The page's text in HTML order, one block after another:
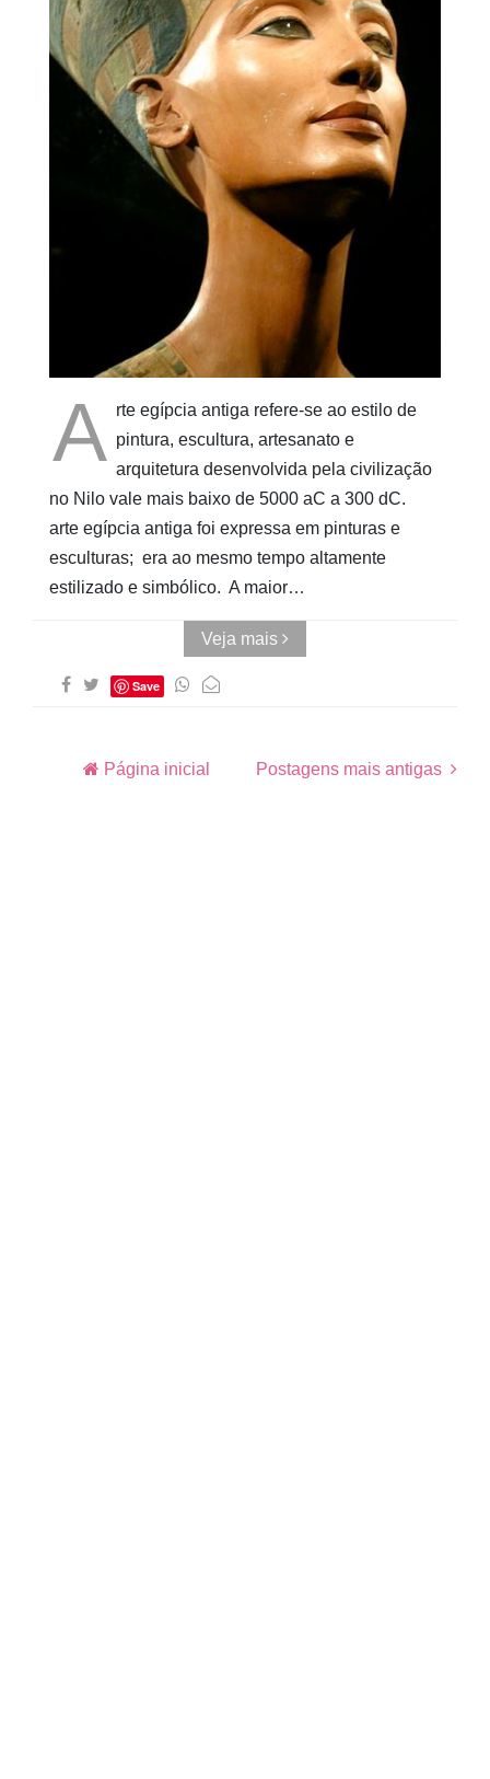
A rte egípcia antiga refere-se ao estilo de
pintura, escultura, artesanato e
arquitetura desenvolvida pela civilização
no Nilo vale mais baixo de 5000 aC a 300 dC.
arte egípcia antiga foi expressa em pinturas e
esculturas; era ao mesmo tempo altamente
estilizado e simbólico. A maior…
Veja mais
Save
Postagens mais antigas
Página inicial